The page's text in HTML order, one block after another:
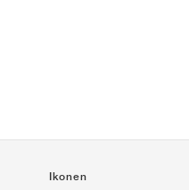
Ikonen